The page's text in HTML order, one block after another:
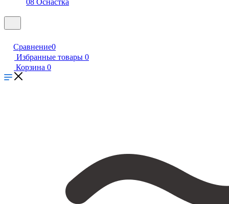
08 Оснастка
Сравнение0
Избранные товары 0
Корзина 0